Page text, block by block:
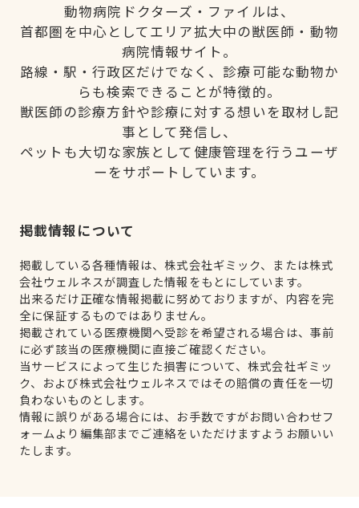
動物病院ドクターズ・ファイルは、
首都圏を中心としてエリア拡大中の獣医師・動物
病院情報サイト。
路線・駅・行政区だけでなく、診療可能な動物か
らも検索できることが特徴的。
獣医師の診療方針や診療に対する想いを取材し記
事として発信し、
ペットも大切な家族として健康管理を行うユーザ
ーをサポートしています。
掲載情報について
掲載している各種情報は、株式会社ギミック、または株式
会社ウェルネスが調査した情報をもとにしています。
出来るだけ正確な情報掲載に努めておりますが、内容を完
全に保証するものではありません。
掲載されている医療機関へ受診を希望される場合は、事前
に必ず該当の医療機関に直接ご確認ください。
当サービスによって生じた損害について、株式会社ギミッ
ク、および株式会社ウェルネスではその賠償の責任を一切
負わないものとします。
情報に誤りがある場合には、お手数ですがお問い合わせフ
ォームより編集部までご連絡をいただけますようお願いい
たします。